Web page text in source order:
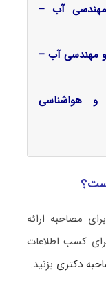
مهندسی آب –
و مهندسی آب –
هواشناسی
مصاحبه ارائه
کسب اطلاعات
دکتری بزنید.